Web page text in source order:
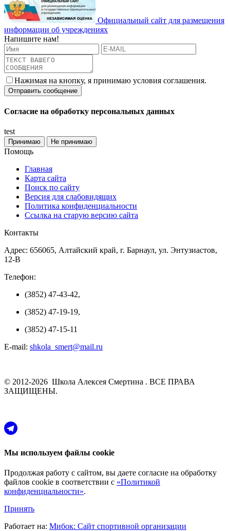
Официальный сайт для размещения
информации об учреждениях
Напишите нам!
Нажимая на кнопку, я принимаю условия соглашения.
Согласие на обработку персональных данных
test
Принимаю Не принимаю
Помощь
Главная
Карта сайта
Поиск по сайту
Версия для слабовидящих
Политика конфиденциальности
Ссылка на старую версию сайта
Контакты
Адрес: 656065, Алтайский край, г. Барнаул, ул. Энтузиастов,
12-В
Телефон:
(3852) 47-43-42,
(3852) 47-19-19,
(3852) 47-15-11
E-mail: shkola_smert@mail.ru
© 2012-2026 Школа Алексея Смертина . ВСЕ ПРАВА
ЗАЩИЩЕНЫ.
Мы используем файлы cookie
Продолжая работу с сайтом, вы даете согласие на обработку
файлов cookie в соответствии с «Политикой
конфиденциальности».
Принять
Работает на: Мибок: Сайт спортивной организации